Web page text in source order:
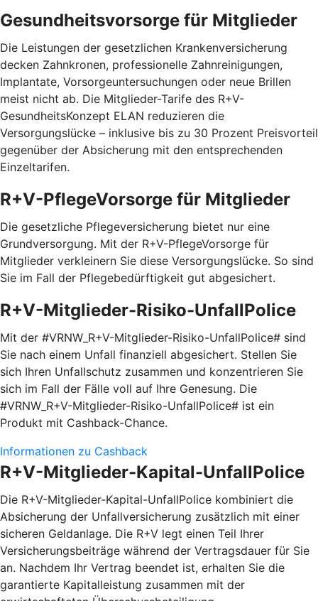
Gesundheitsvorsorge für Mitglieder
Die Leistungen der gesetzlichen Krankenversicherung
decken Zahnkronen, professionelle Zahnreinigungen,
Implantate, Vorsorgeuntersuchungen oder neue Brillen
meist nicht ab. Die Mitglieder-Tarife des R+V-
GesundheitsKonzept ELAN reduzieren die
Versorgungslücke – inklusive bis zu 30 Prozent Preis­vorteil
gegenüber der Absicherung mit den entspre­chenden
Einzel­tarifen.
R+V-PflegeVorsorge für Mitglieder
Die gesetzliche Pflegeversicherung bietet nur eine
Grundversorgung. Mit der R+V-PflegeVorsorge für
Mitglieder verkleinern Sie diese Versorgungslücke. So sind
Sie im Fall der Pflegebedürftigkeit gut abgesichert.
R+V-Mitglieder-Risiko-UnfallPolice
Mit der #VRNW_R+V-Mitglieder-Risiko-UnfallPolice# sind
Sie nach einem Unfall finanziell abgesichert. Stellen Sie
sich Ihren Unfallschutz zusammen und konzentrieren Sie
sich im Fall der Fälle voll auf Ihre Genesung. Die
#VRNW_R+V-Mitglieder-Risiko-UnfallPolice# ist ein
Produkt mit Cashback-Chance.
Informationen zu Cashback
R+V-Mitglieder-Kapital-UnfallPolice
Die R+V-Mitglieder-Kapital-UnfallPolice kombiniert die
Absicherung der Unfallversicherung zusätzlich mit einer
sicheren Geldanlage. Die R+V legt einen Teil Ihrer
Versicherungsbeiträge während der Vertragsdauer für Sie
an. Nachdem Ihr Vertrag beendet ist, erhalten Sie die
garantierte Kapitalleistung zusammen mit der